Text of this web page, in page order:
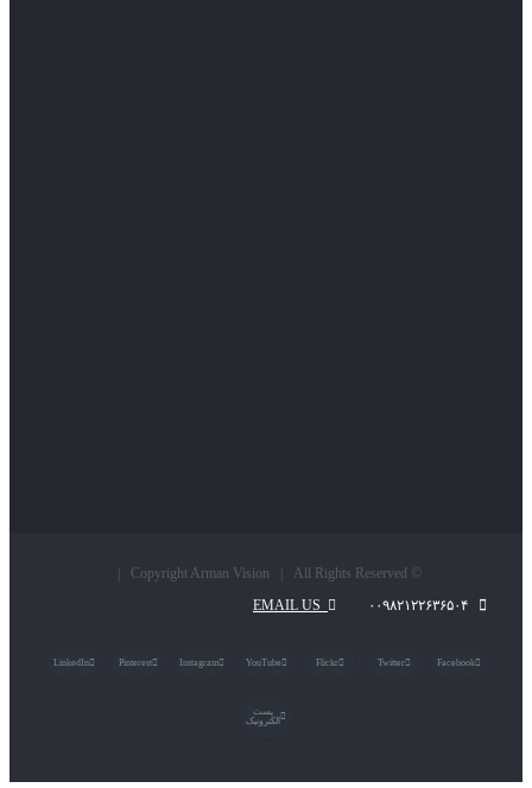
© Copyright Arman Vision | All Rights Reserved |
Facebook
Twitter
Flickr
YouTube
Instagram
Pinterest
LinkedIn
پست
الکترونیک